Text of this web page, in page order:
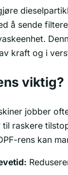
å sende
kraft og i
viktig?
jobber
raskere
rens kan